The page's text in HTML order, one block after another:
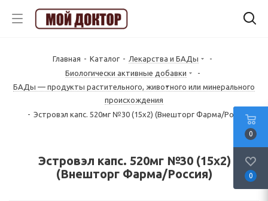
Главная - Каталог - Лекарства и БАДы
-
Биологически активные добавки
-
БАДы — продукты растительного, животного или минерального
происхождения
- Эстровэл капс. 520мг №30 (15х2) (Внешторг Фарма/Россия)
Эстровэл капс. 520мг №30 (15х2)
(Внешторг Фарма/Россия)
0
0